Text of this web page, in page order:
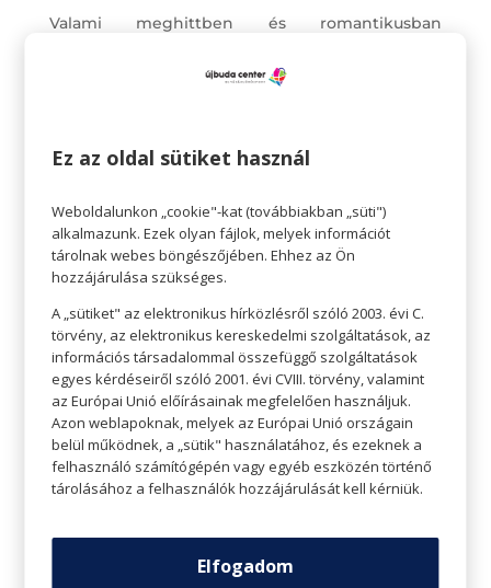
Valami meghittben és romantikusban
néhány finom falatot, egy pokrócot, és vágjatok
szabadban. A meghittséghez pedig nem
válasszatok egy hangulatos parkot, tópartot vagy
akár a pláza teraszát, és élvezzétek ki a közös
pillanatokat. A friss levegő és a tény, hogy együtt
pikniket.
Ez az oldal sütiket használ
Weboldalunkon „cookie"-kat (továbbiakban „süti")
alkalmazunk. Ezek olyan fájlok, melyek információt
tárolnak webes böngészőjében. Ehhez az Ön
hozzájárulása szükséges.
A „sütiket" az elektronikus hírközlésről szóló 2003. évi C.
törvény, az elektronikus kereskedelmi szolgáltatások, az
információs társadalommal összefüggő szolgáltatások
egyes kérdéseiről szóló 2001. évi CVIII. törvény, valamint
az Európai Unió előírásainak megfelelően használjuk.
Azon weblapoknak, melyek az Európai Unió országain
belül működnek, a „sütik" használatához, és ezeknek a
felhasználó számítógépén vagy egyéb eszközén történő
tárolásához a felhasználók hozzájárulását kell kérniük.
Elfogadom